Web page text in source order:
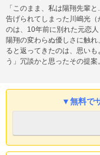
「このまま、私は陽翔先輩
告げられてしまった川嶋光
のは、10年前に別れた元恋
陽翔の変わらぬ優しさに触
ると返ってきたのは、思い
う」冗談かと思ったその提
てしまう。ただのデートか
▼無料で